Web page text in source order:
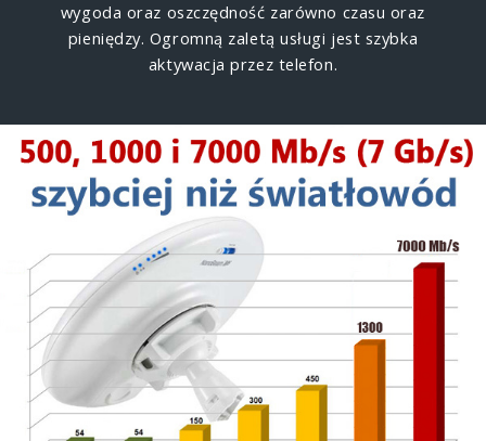
wygoda oraz oszczędność zarówno czasu oraz
pieniędzy. Ogromną zaletą usługi jest szybka
aktywacja przez telefon.